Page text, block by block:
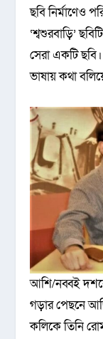
ছবি নির্মাণেও
‘শ্বশুরবাড়ি’
সেরা একটি
ভাষায় কথা
আশি/নব্বই
গড়ার পেছনে
কলিকে তিনি